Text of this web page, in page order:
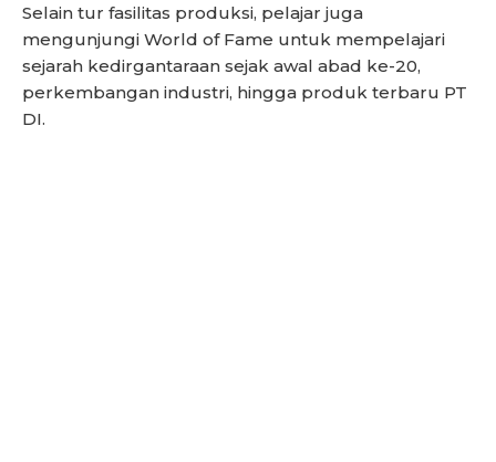
Selain tur fasilitas produksi, pelajar juga
mengunjungi World of Fame untuk mempelajari
sejarah kedirgantaraan sejak awal abad ke-20,
perkembangan industri, hingga produk terbaru PT
DI.